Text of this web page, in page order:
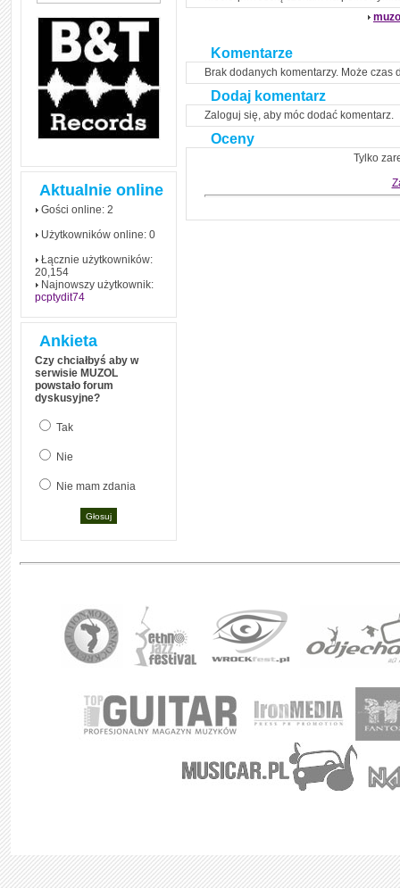
praktycznych przykładach,
dzięki którym łatwiej je
zapamiętasz
W końcu ktoś po ludzku i
zrozumiale wytłumaczył, na
czym polega mowa zależna
(reported speech) w języku
angielskim
Jak zacząć czytać
Aktualnie online
Gości online: 2
Użytkowników online: 0
Łącznie użytkowników:
20,154
Najnowszy użytkownik:
pcptydit74
Ankieta
Czy chciałbyś aby w
serwisie MUZOL
powstało forum
dyskusyjne?
Tak
Nie
Nie mam zdania
Komentarze
Brak dodanych komentarzy. Może czas
Dodaj komentarz
Zaloguj się, aby móc dodać komentarz.
Oceny
Tylko